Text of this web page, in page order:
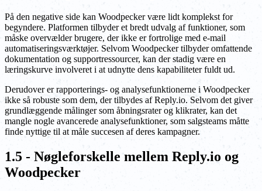
På den negative side kan Woodpecker være lidt komplekst for
begyndere. Platformen tilbyder et bredt udvalg af funktioner, som
måske overvælder brugere, der ikke er fortrolige med e-mail
automatiseringsværktøjer. Selvom Woodpecker tilbyder omfattende
dokumentation og supportressourcer, kan der stadig være en
læringskurve involveret i at udnytte dens kapabiliteter fuldt ud.
Derudover er rapporterings- og analysefunktionerne i Woodpecker
ikke så robuste som dem, der tilbydes af Reply.io. Selvom det giver
grundlæggende målinger som åbningsrater og klikrater, kan det
mangle nogle avancerede analysefunktioner, som salgsteams måtte
finde nyttige til at måle succesen af deres kampagner.
1.5 - Nøgleforskelle mellem Reply.io og
Woodpecker